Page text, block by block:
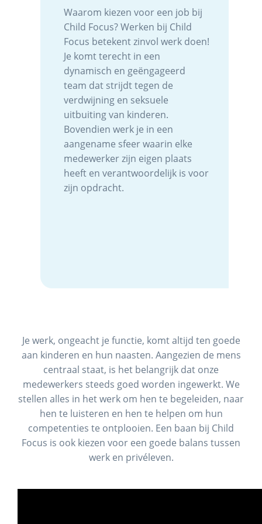
Waarom kiezen voor een job bij
Child Focus? Werken bij Child
Focus betekent zinvol werk doen!
Je komt terecht in een
dynamisch en geëngageerd
team dat strijdt tegen de
verdwijning en seksuele
uitbuiting van kinderen.
Bovendien werk je in een
aangename sfeer waarin elke
medewerker zijn eigen plaats
heeft en verantwoordelijk is voor
zijn opdracht.
Je werk, ongeacht je functie, komt altijd ten goede
aan kinderen en hun naasten. Aangezien de mens
centraal staat, is het belangrijk dat onze
medewerkers steeds goed worden ingewerkt. We
stellen alles in het werk om hen te begeleiden, naar
hen te luisteren en hen te helpen om hun
competenties te ontplooien. Een baan bij Child
Focus is ook kiezen voor een goede balans tussen
werk en privéleven.